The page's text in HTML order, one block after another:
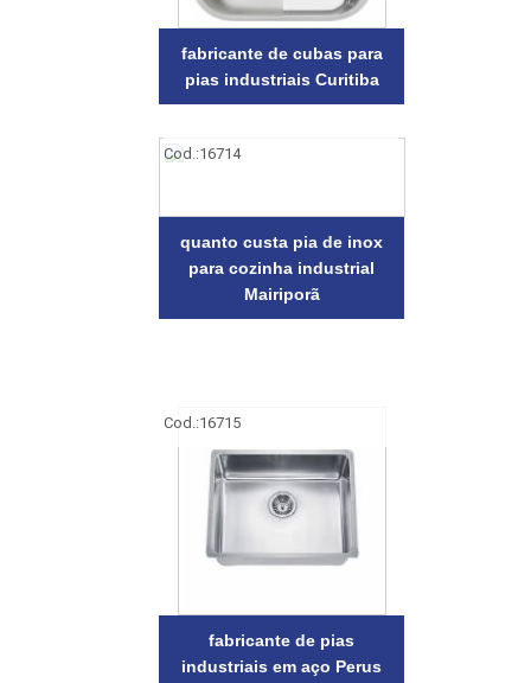
fabricante de cubas para
pias industriais Curitiba
Cod.:16714
quanto custa pia de inox
para cozinha industrial
Mairiporã
Cod.:16715
fabricante de pias
industriais em aço Perus